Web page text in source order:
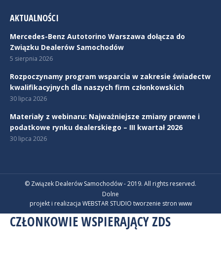
AKTUALNOŚCI
Mercedes-Benz Autotorino Warszawa dołącza do
Związku Dealerów Samochodów
5 sierpnia 2026
Rozpoczynamy program wsparcia w zakresie świadectw
kwalifikacyjnych dla naszych firm członkowskich
30 lipca 2026
Materiały z webinaru: Najważniejsze zmiany prawne i
podatkowe rynku dealerskiego – III kwartał 2026
30 lipca 2026
© Związek Dealerów Samochodów - 2019. All rights reserved.
Dolne
projekt i realizacja WEBSTAR STUDIO tworzenie stron www
CZŁONKOWIE WSPIERAJĄCY ZDS